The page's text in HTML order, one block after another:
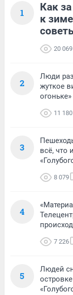
1
Как
к
20 069
2
Люди
жуткое
огоньке»
11 180
3
всё, что
8 079
4
7 226
5
Людей